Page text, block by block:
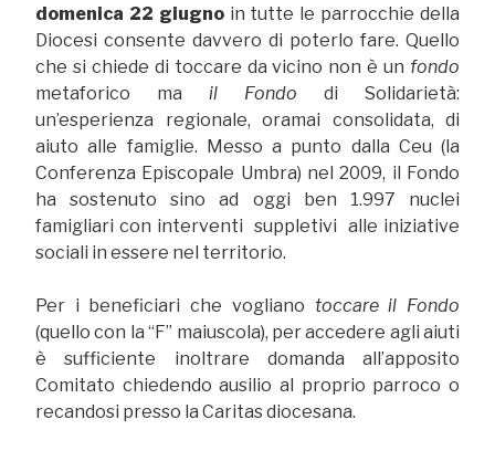
domenica 22 giugnoin tutte le parrocchie della
Diocesi consente davvero di poterlo fare. Quello
che si chiede di toccare da vicino non è un fondo
metaforico ma il Fondo di Solidarietà:
un’esperienza regionale, oramai consolidata, di
aiuto alle famiglie. Messo a punto dalla Ceu (la
Conferenza Episcopale Umbra) nel 2009, il Fondo
ha sostenuto sino ad oggi ben 1.997 nuclei
famigliari con interventi suppletivi alle iniziative
sociali in essere nel territorio.
Per i beneficiari che vogliano toccare il Fondo
(quello con la “F” maiuscola), per accedere agli aiuti
è sufficiente inoltrare domanda all’apposito
Comitato chiedendo ausilio al proprio parroco o
recandosi presso la Caritas diocesana.